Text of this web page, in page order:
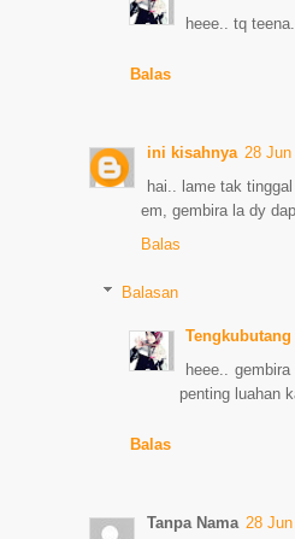
heee.. tq
Balas
ini kisahnya 28 Jun
hai.. lame tak
em, gembira la dy
Balas
Balasan
Tengkubutang
heee..
penting luahan
Balas
Tanpa Nama 28